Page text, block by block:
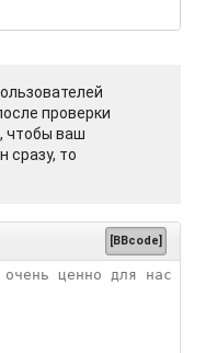
проверки
чтобы ваш
сразу, то
[BBcode]